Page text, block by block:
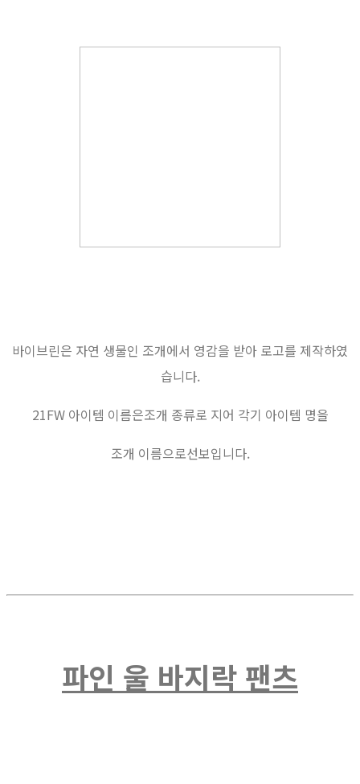
바이브린은 자연 생물인 조개에서 영감을 받아 로고를 제작하였
습니다.
21FW 아이템 이름은조개 종류로 지어 각기 아이템 명을
조개 이름으로선보입니다.
파인 울 바지락 팬츠